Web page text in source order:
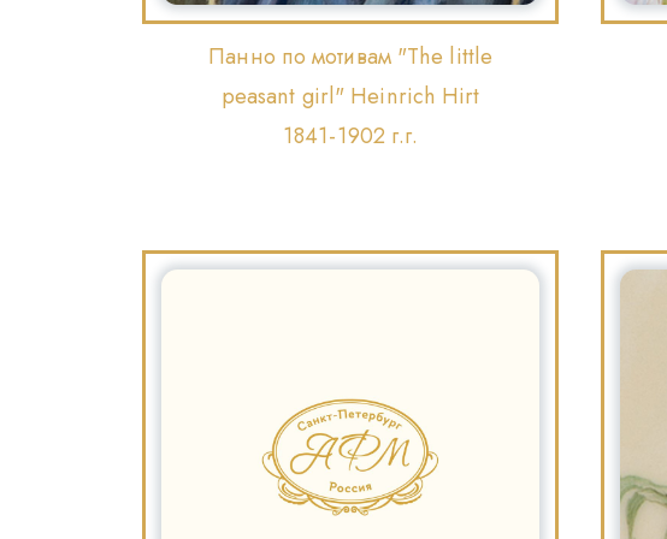
Панно по мотивам "The little
peasant girl" Heinrich Hirt
1841-1902 г.г.